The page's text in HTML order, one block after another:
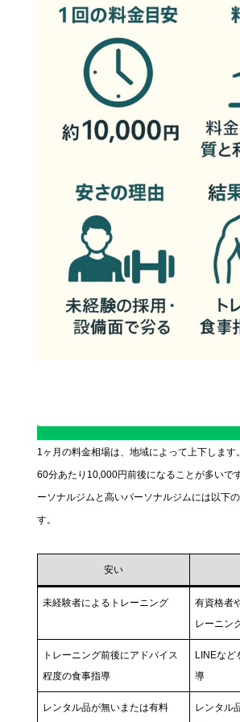
1ヶ月の料金相場は、地域によって上下します
60分あたり10,000円前後になることが多いで
ーソナルジムと高いパーソナルジムには以下
す。
安い
未経験者によるトレーニング
有資格者
レーニン
トレーニング前後にアドバイス
程度の食事指導
LINEなど
導
レンタル品が無いまたは有料
レンタル